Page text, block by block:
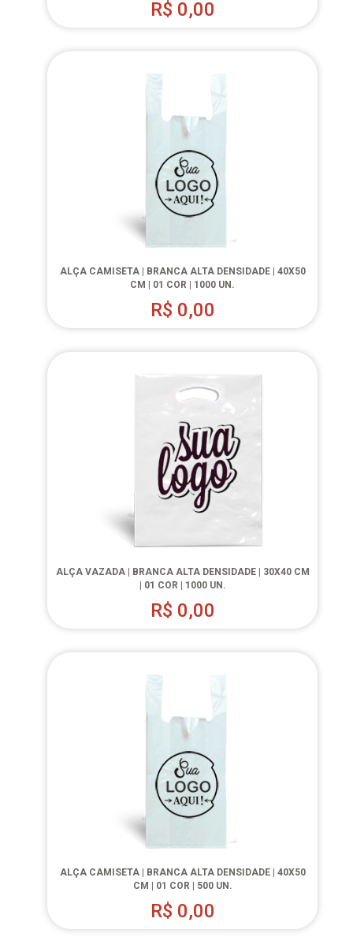
R$ 0,00
ALÇA CAMISETA | BRANCA ALTA DENSIDADE | 40X50
CM | 01 COR | 1000 UN.
R$ 0,00
ALÇA VAZADA | BRANCA ALTA DENSIDADE | 30X40 CM
| 01 COR | 1000 UN.
R$ 0,00
ALÇA CAMISETA | BRANCA ALTA DENSIDADE | 40X50
CM | 01 COR | 500 UN.
R$ 0,00